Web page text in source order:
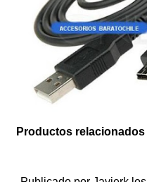
Productos relacionados